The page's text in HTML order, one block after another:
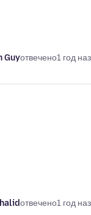
Guyотвечено1 год
отвечено1 год